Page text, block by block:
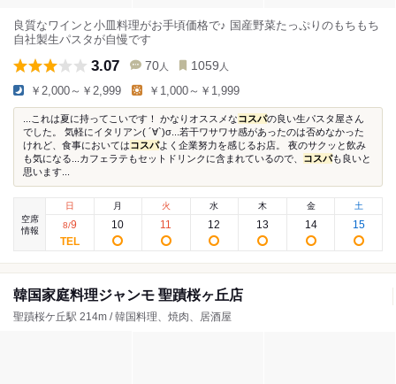
良質なワインと小皿料理がお手頃価格で♪ 国産野菜たっぷりのもちもち
自社製生パスタが自慢です
3.07 70 人 1059 人
￥2,000～￥2,999 ￥1,000～￥1,999
...これは夏に持ってこいです！ かなりオススメなコスパの良い生パスタ屋さん
でした。 気軽にイタリアン( ´∀`)σ...若干ワサワサ感があったのは否めなかった
けれど、食事においてはコスパよく企業努力を感じるお店。 夜のサクッと飲み
も気になる...カフェラテもセットドリンクに含まれているので、 コスパも良いと
思います...
空席
情報
日
8/9
月
10
火
11
水
12
木
13
金
14
土
15
韓国家庭料理ジャンモ 聖蹟桜ヶ丘店
聖蹟桜ケ丘駅 214m / 韓国料理、焼肉、居酒屋